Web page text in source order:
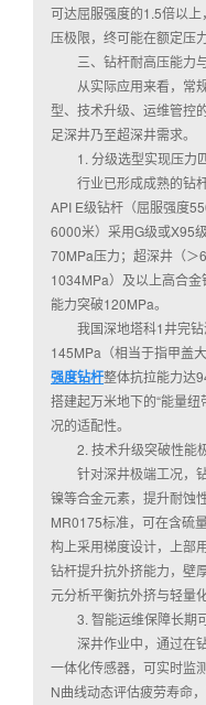
可达屈服强度的1.5倍以
压极限，终可能在额定压
三、钻杆耐高压能力
从实际应用来看，常
型、技术升级、运维管控
足深井乃至超深井需求。
1. 分级选型实现压力
行业已形成成熟的钻
API E级钻杆（屈服强度
6000米）采用G级或X95
70MPa压力；超深井（
1034MPa）及以上高合
能力突破120MPa。
我国深地塔科1井完
145MPa（相当于指甲盖
强度钻杆整体抗拉能力达
搭建起万米地下的“能量
况的适配性。
2. 技术升级突破性能
针对深井极端工况，
镍等合金元素，提升耐蚀
MR0175标准，可在含硫
构上采用梯度设计，上部
钻杆提升抗外挤能力，壁
元分析平衡抗外挤与轻量化
3. 智能运维保障长期
深井作业中，通过在
一体化传感器，可实时监
N曲线动态评估疲劳寿命